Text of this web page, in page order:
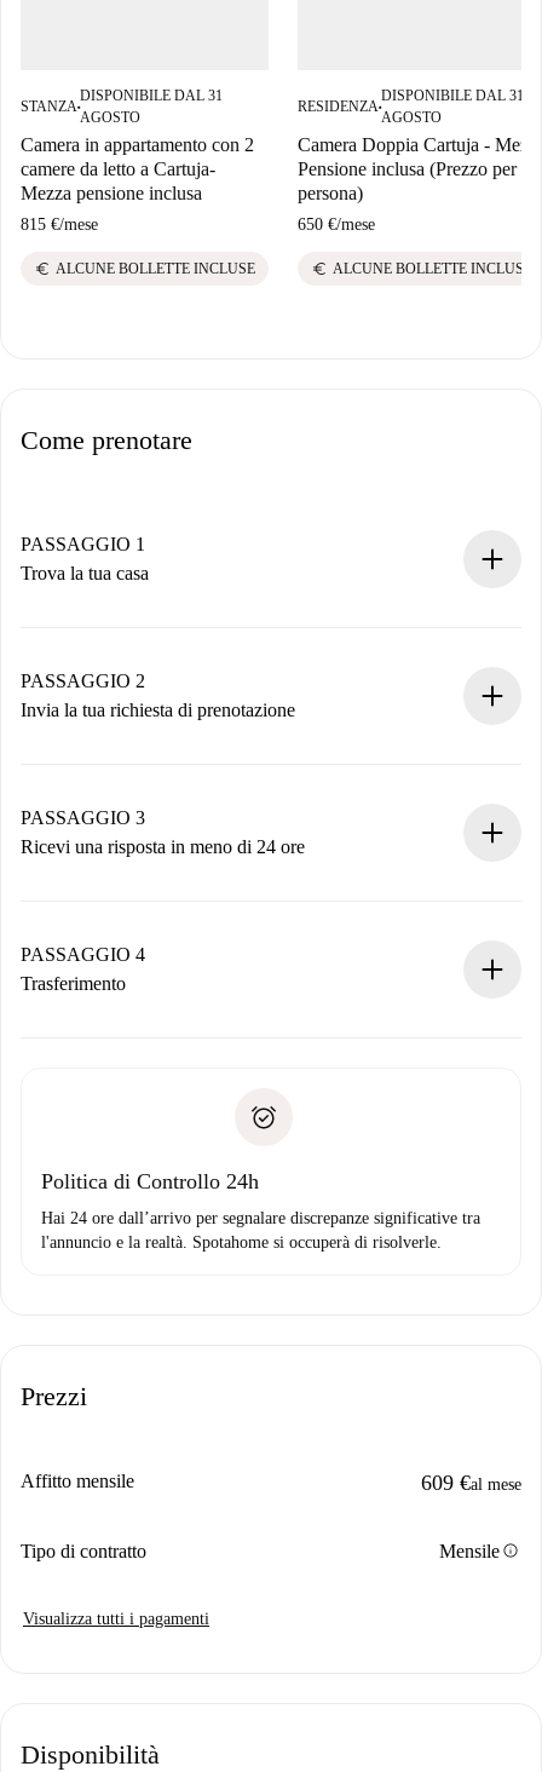
STANZA■
DISPONIBILE DAL 31
AGOSTO
Camera in appartamento con 2
camere da letto a Cartuja-
Mezza pensione inclusa
815 €/mese
euro ALCUNE BOLLETTE INCLUSE
RESIDENZA■
DISPONIBILE DAL 31
AGOSTO
Camera Doppia Cartuja -
Pensione inclusa (Prezzo per
persona)
650 €/mese
euro ALCUNE BOLLETTE INCLUSE
Come prenotare
PASSAGGIO 1
Trova la tua casa
Hai tutte le informazioni necessarie in anticipo.
PASSAGGIO 2
Invia la tua richiesta di prenotazione
non accetta.
PASSAGGIO 3
Ricevi una risposta in meno di 24 ore
contatto con il proprietario.
Se rifiutata: non ti addebiteremo nulla e ti proporremo
Domiciliazione del pagamento
PASSAGGIO 4
Trasferimento
solo se non segnali problemi.
Politica di Controllo 24h
Hai 24 ore dall’arrivo per segnalare discrepanze significative tra
l'annuncio e la realtà. Spotahome si occuperà di risolverle.
Prezzi
Affitto mensile 609 €al mese
Tipo di contratto Mensileinfo
Visualizza tutti i pagamenti
Disponibilità